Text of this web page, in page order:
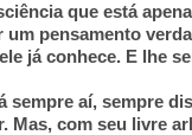
que está
pensamento
já conhece. E lhe
sempre aí, sempre
Mas, com seu livre